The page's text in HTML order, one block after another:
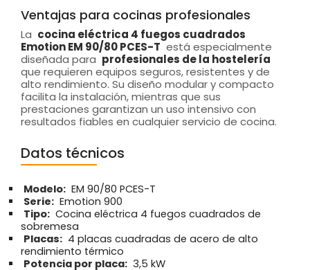
Ventajas para cocinas profesionales
La cocina eléctrica 4 fuegos cuadrados
Emotion EM 90/80 PCES-T está especialmente
diseñada para profesionales de la hostelería
que requieren equipos seguros, resistentes y de
alto rendimiento. Su diseño modular y compacto
facilita la instalación, mientras que sus
prestaciones garantizan un uso intensivo con
resultados fiables en cualquier servicio de cocina.
Datos técnicos
Modelo: EM 90/80 PCES-T
Serie: Emotion 900
Tipo: Cocina eléctrica 4 fuegos cuadrados de
sobremesa
Placas: 4 placas cuadradas de acero de alto
rendimiento térmico
Potencia por placa: 3,5 kW